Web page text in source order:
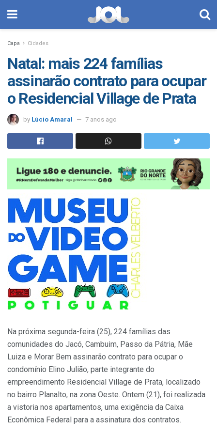
Capa Cidades
Natal: mais 224 famílias
assinarão contrato para ocupar
o Residencial Village de Prata
by Lúcio Amaral 7 anos ago
Na próxima segunda-feira (25), 224 famílias das
comunidades do Jacó, Cambuim, Passo da Pátria, Mãe
Luiza e Morar Bem assinarão contrato para ocupar o
condomínio Elino Julião, parte integrante do
empreendimento Residencial Village de Prata, localizado
no bairro Planalto, na zona Oeste. Ontem (21), foi realizada
a vistoria nos apartamentos, uma exigência da Caixa
Econômica Federal para a assinatura dos contratos.